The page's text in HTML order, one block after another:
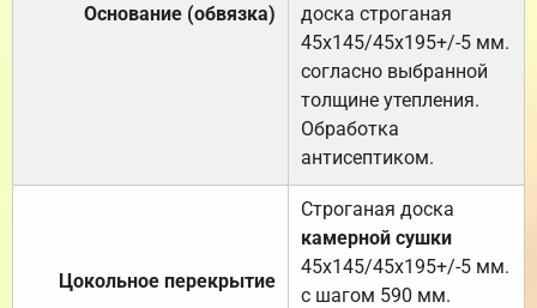
Основание (обвязка)
доска строганая
45х145/45х195+/-5 мм.
согласно выбранной
толщине утепления.
Обработка
антисептиком.
Цокольное перекрытие
Строганая доска
камерной сушки
45х145/45х195+/-5 мм.
с шагом 590 мм.